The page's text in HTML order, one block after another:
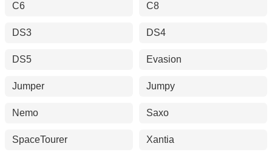
C6 C8
DS3 DS4
DS5 Evasion
Jumper Jumpy
Nemo Saxo
SpaceTourer Xantia